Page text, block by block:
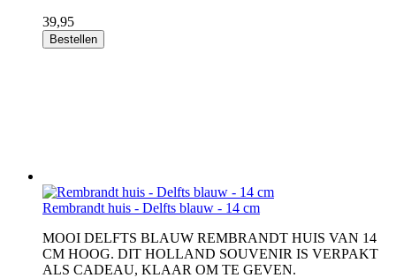
39,95
Bestellen
Rembrandt huis - Delfts blauw - 14 cm
MOOI DELFTS BLAUW REMBRANDT HUIS VAN 14
CM HOOG. DIT HOLLAND SOUVENIR IS VERPAKT
ALS CADEAU, KLAAR OM TE GEVEN.